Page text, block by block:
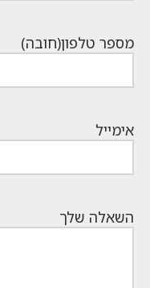
מספר טלפון(חובה)
אימייל
השאלה שלך